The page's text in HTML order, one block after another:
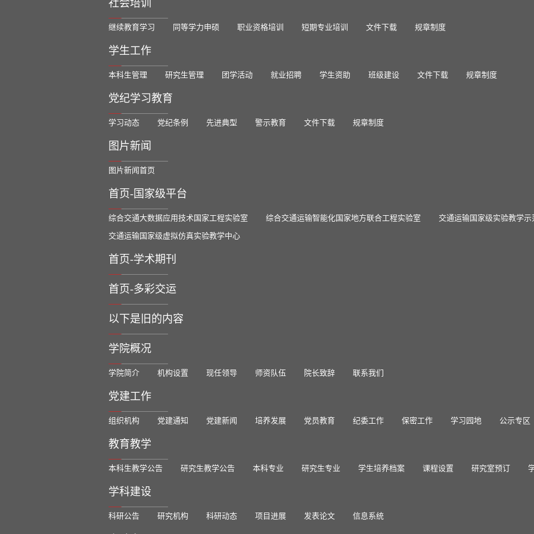
社会培训
继续教育学习 同等学力申硕 职业资格培训 短期专业培训 文件下载 规章制度
学生工作
本科生管理 研究生管理 团学活动 就业招聘 学生资助 班级建设 文件下载 规章制度
党纪学习教育
学习动态 党纪条例 先进典型 警示教育 文件下载 规章制度
图片新闻
图片新闻首页
首页-国家级平台
综合交通大数据应用技术国家工程实验室 综合交通运输智能化国家地方联合工程实验室
交通运输国家级实验教学示
交通运输国家级虚拟仿真实验教学中心
首页-学术期刊
首页-多彩交运
以下是旧的内容
学院概况
学院简介 机构设置 现任领导 师资队伍 院长致辞 联系我们
党建工作
组织机构 党建通知 党建新闻 培养发展 党员教育 纪委工作 保密工作 学习园地 公示专区
教育教学
本科生教学公告 研究生教学公告 本科专业 研究生专业 学生培养档案 课程设置 研究室预订
学科建设
科研公告 研究机构 科研动态 项目进展 发表论文 信息系统